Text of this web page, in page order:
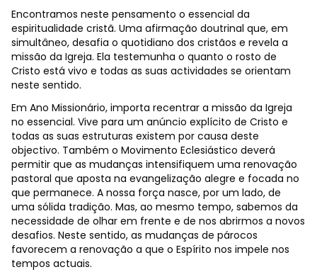
Encontramos neste pensamento o essencial da
espiritualidade cristã. Uma afirmação doutrinal que, em
simultâneo, desafia o quotidiano dos cristãos e revela a
missão da Igreja. Ela testemunha o quanto o rosto de
Cristo está vivo e todas as suas actividades se orientam
neste sentido.
Em Ano Missionário, importa recentrar a missão da Igreja
no essencial. Vive para um anúncio explícito de Cristo e
todas as suas estruturas existem por causa deste
objectivo. Também o Movimento Eclesiástico deverá
permitir que as mudanças intensifiquem uma renovação
pastoral que aposta na evangelização alegre e focada no
que permanece. A nossa força nasce, por um lado, de
uma sólida tradição. Mas, ao mesmo tempo, sabemos da
necessidade de olhar em frente e de nos abrirmos a novos
desafios. Neste sentido, as mudanças de párocos
favorecem a renovação a que o Espírito nos impele nos
tempos actuais.